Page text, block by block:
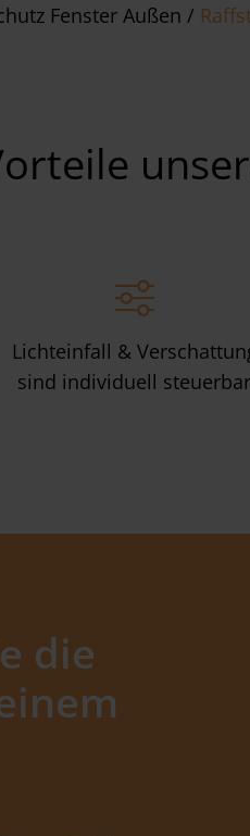
Fenster Außen /
Lichteinfall &
sind individuell steuerbar
die